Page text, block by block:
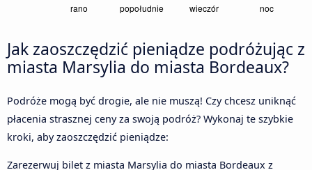
Jak zaoszczędzić pieniądze podróżując z
miasta Marsylia do miasta Bordeaux?
Podróże mogą być drogie, ale nie muszą! Czy chcesz uniknąć
płacenia strasznej ceny za swoją podróż? Wykonaj te szybkie
kroki, aby zaoszczędzić pieniądze:
Zarezerwuj bilet z miasta Marsylia do miasta Bordeaux z